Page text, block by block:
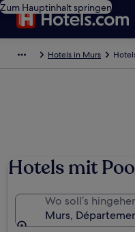
Zum Hauptinhalt springen
Hotels in Murs
Hotels mit
Wo soll’s
Murs,